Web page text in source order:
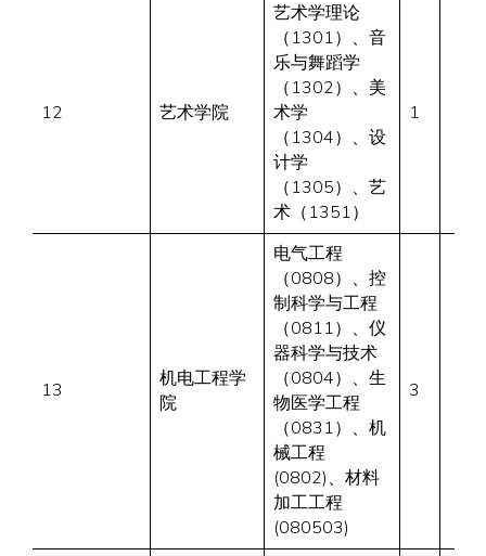
12 艺术学院
艺术学理论
（1301）、音
乐与舞蹈学
（1302）、美
术学
（1304）、设
计学
（1305）、艺
术（1351）
1
13
机电工程学
院
电气工程
（0808）、控
制科学与工程
（0811）、仪
器科学与技术
（0804）、生
物医学工程
（0831）、机
械工程
(0802)、材料
加工工程
(080503)
3